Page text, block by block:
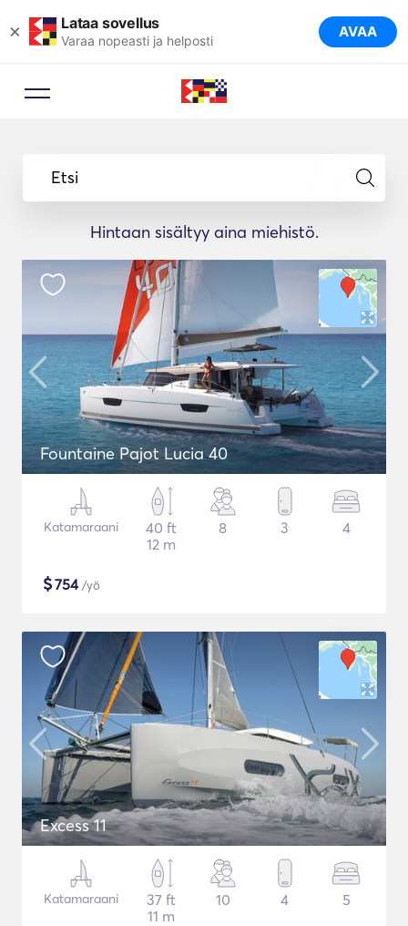
× Lataa sovellus
Varaa nopeasti ja helposti AVAA
Etsi
Hintaan sisältyy aina miehistö.
Fountaine Pajot Lucia 40
Katamaraani
40 ft
12 m
8 3 4
$754/yö
Excess 11
Katamaraani
37 ft
11 m
10 4 5